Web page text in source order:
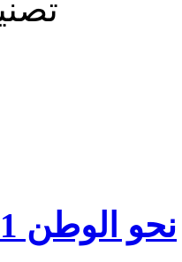
نحو الوطن 11 سبتمبر 2016